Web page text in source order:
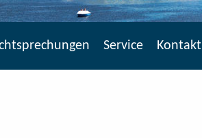
Service Kontakt